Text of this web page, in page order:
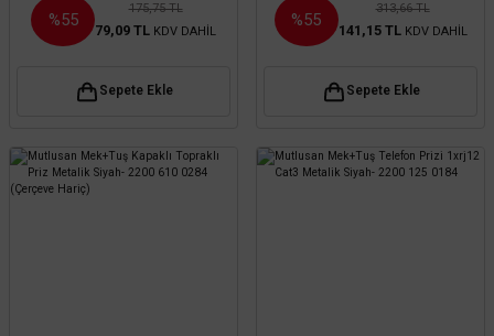
%55
175,75 TL
79,09 TL KDV DAHİL
Sepete Ekle
%55
313,66 TL
141,15 TL KDV DAHİL
Sepete Ekle